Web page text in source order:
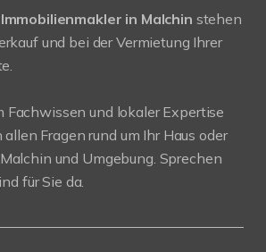
Immobilienmakler in Malchin stehen
und bei der Vermietung Ihrer
Fachwissen und lokaler Expertise
Fragen rund um Ihr Haus oder
und Umgebung. Sprechen
für Sie da.